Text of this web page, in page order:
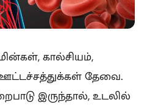
கால்சியம்,
தேவை.
இருந்தால், உடலில்